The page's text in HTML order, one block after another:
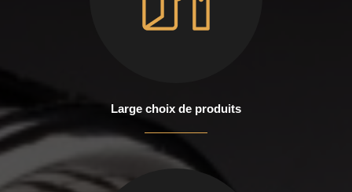
Large choix de produits